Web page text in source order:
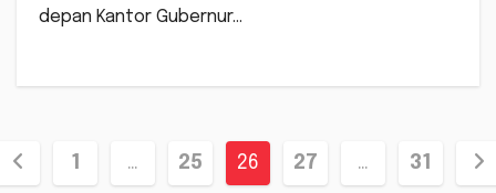
depan Kantor Gubernur…
1 … 25 26 27 … 31